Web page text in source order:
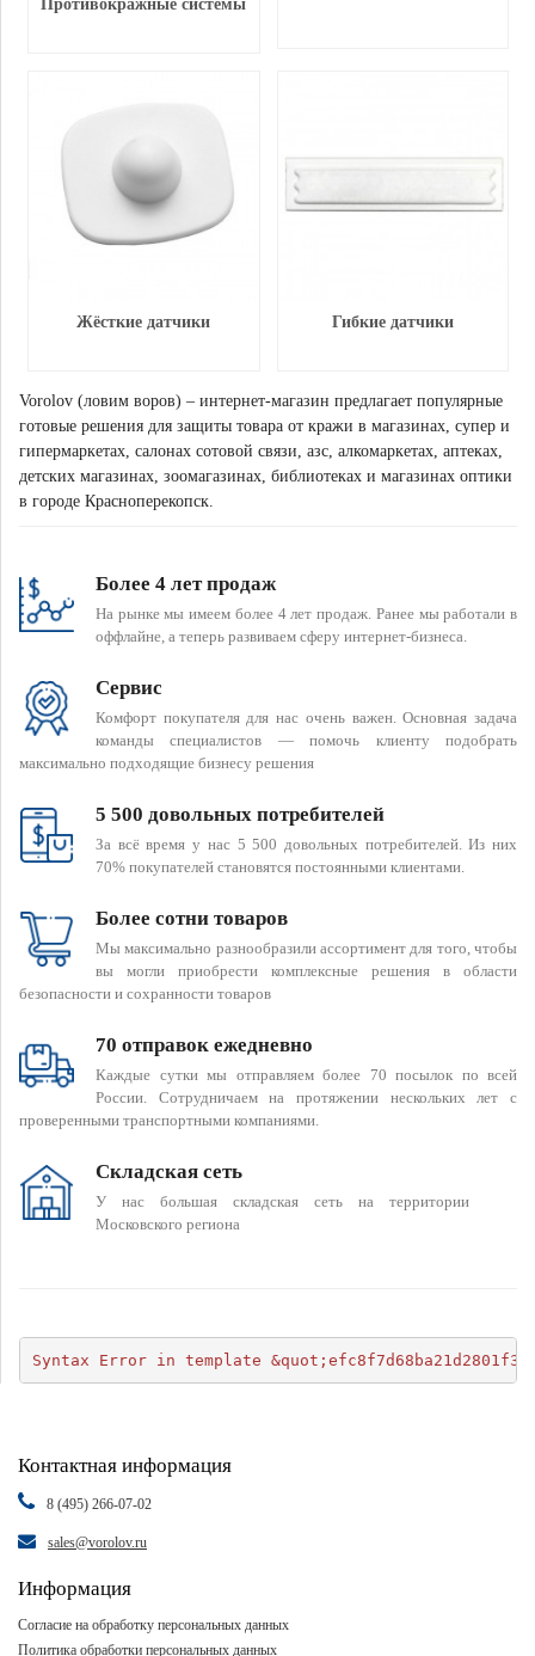
Противокражные системы
Жёсткие датчики Гибкие датчики
Vorolov (ловим воров) – интернет-магазин предлагает популярные
готовые решения для защиты товара от кражи в магазинах, супер и
гипермаркетах, салонах сотовой связи, азс, алкомаркетах, аптеках,
детских магазинах, зоомагазинах, библиотеках и магазинах оптики
в городе Красноперекопск.
Более 4 лет продаж
На рынке мы имеем более 4 лет продаж. Ранее мы работали в
оффлайне, а теперь развиваем сферу интернет-бизнеса.
Сервис
Комфорт покупателя для нас очень важен. Основная задача
команды специалистов — помочь клиенту подобрать
максимально подходящие бизнесу решения
5 500 довольных потребителей
За всё время у нас 5 500 довольных потребителей. Из них
70% покупателей становятся постоянными клиентами.
Более сотни товаров
Мы максимально разнообразили ассортимент для того, чтобы
вы могли приобрести комплексные решения в области
безопасности и сохранности товаров
70 отправок ежедневно
Каждые сутки мы отправляем более 70 посылок по всей
России. Сотрудничаем на протяжении нескольких лет с
проверенными транспортными компаниями.
Складская сеть
У нас большая складская сеть на территории
Московского региона
Syntax Error in template
Контактная информация
8 (495) 266-07-02
sales@vorolov.ru
Информация
Согласие на обработку персональных данных
Политика обработки персональных данных